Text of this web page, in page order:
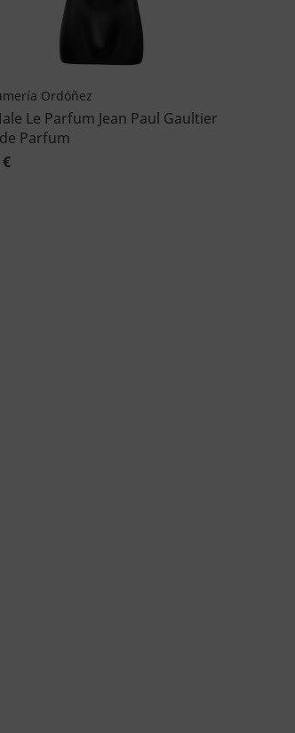
Ordóñez
Le Parfum Jean Paul Gaultier
Parfum